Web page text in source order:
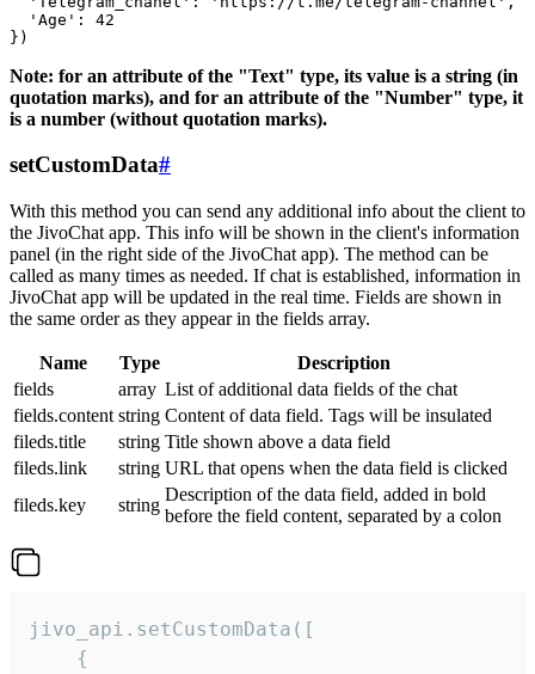
  'Age': 42
Note: for an attribute of the "Text" type, its value is a string (in
quotation marks), and for an attribute of the "Number" type, it
is a number (without quotation marks).
setCustomData#
With this method you can send any additional info about the client to
the JivoChat app. This info will be shown in the client's information
panel (in the right side of the JivoChat app). The method can be
called as many times as needed. If chat is established, information in
JivoChat app will be updated in the real time. Fields are shown in
the same order as they appear in the fields array.
Name Type
Description
fields
array List of additional data fields of the chat
fields.content string Content of data field. Tags will be insulated
fileds.title
string Title shown above a data field
fileds.link
string URL that opens when the data field is clicked
fileds.key
string
Description of the data field, added in bold
before the field content, separated by a colon
jivo_api.setCustomData([
    {